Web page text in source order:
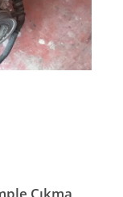
Çıkma